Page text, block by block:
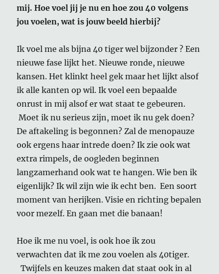
mij. Hoe voel jij je nu en hoe zou 40 volgens
jou voelen, wat is jouw beeld hierbij?
Ik voel me als bijna 40 tiger wel bijzonder ? Een
nieuwe fase lijkt het. Nieuwe ronde, nieuwe
kansen. Het klinkt heel gek maar het lijkt alsof
ik alle kanten op wil. Ik voel een bepaalde
onrust in mij alsof er wat staat te gebeuren.
Moet ik nu serieus zijn, moet ik nu gek doen?
De aftakeling is begonnen? Zal de menopauze
ook ergens haar intrede doen? Ik zie ook wat
extra rimpels, de oogleden beginnen
langzamerhand ook wat te hangen. Wie ben ik
eigenlijk? Ik wil zijn wie ik echt ben. Een soort
moment van herijken. Visie en richting bepalen
voor mezelf. En gaan met die banaan!
Hoe ik me nu voel, is ook hoe ik zou
verwachten dat ik me zou voelen als 40tiger.
Twijfels en keuzes maken dat staat ook in al